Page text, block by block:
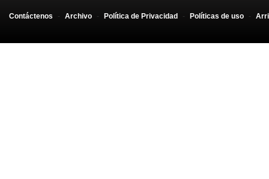
Contáctenos - Archivo - Política de Privacidad - Políticas de uso -